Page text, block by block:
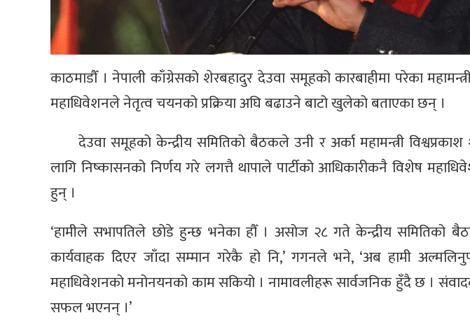
काठमाडौँ । नेपाली काँग्रेसको शेरबहादुर देउवा समूहको कारबाहीमा परेका
महाधिवेशनले नेतृत्व चयनको प्रक्रिया अघि बढाउने बाटो खुलेको बताएका छन् ।
देउवा समूहको केन्द्रीय समितिको बैठकले उनी र अर्का महामन्त्री विश्वप्रकाश
लागि निष्कासनको निर्णय गरे लगत्तै थापाले पार्टीको आधिकारीकनै विशेष
हुन् ।
‘हामीले सभापतिले छोडे हुन्छ भनेका हौँ । असोज २८ गते केन्द्रीय समितिको
कार्यवाहक दिएर जाँदा सम्मान गरेकै हो नि,’ गगनले भने, ‘अब हामी
महाधिवेशनको मनोनयनको काम सकियो । नामावलीहरू सार्वजनिक हुँदै छ ।
सफल भएनन् ।’